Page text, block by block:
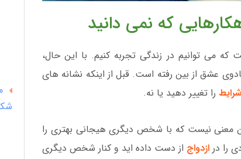
که نمی دانید
که می توانیم در زندگی تجربه کنیم. با این حال،
عشق از بین رفته است. قبل از اینکه نشانه های
شرایط را تغییر دهید یا نه.
معنی نیست که با شخص دیگری هیجانی بهتری را
را در ازدواج از دست داده اید و کنار شخص دیگری